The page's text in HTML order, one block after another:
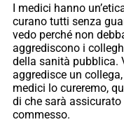
I medici hanno
curano tutti senza
vedo perché non
aggrediscono i
della sanità pubblica.
aggredisce un
medici lo cureremo,
di che sarà
commesso.